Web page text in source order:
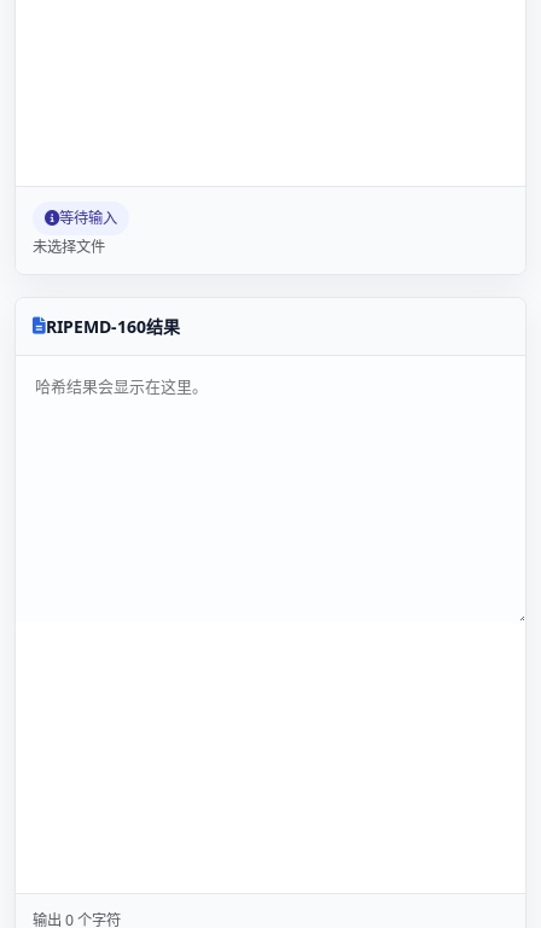
等待输入
未选择文件
RIPEMD-160结果
输出 0 个字符